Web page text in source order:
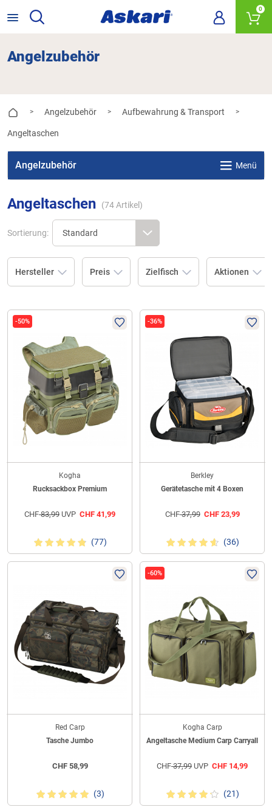
0
Angelzubehör
> Angelzubehör > Aufbewahrung & Transport >
Angeltaschen
Angelzubehör Menü
Angeltaschen (74 Artikel)
Sortierung:
Hersteller Preis Zielfisch Aktionen
-50%
Kogha
Rucksackbox Premium
CHF83,99 UVP CHF 41,99
(77)
-36%
Berkley
Gerätetasche mit 4 Boxen
CHF37,99 CHF23,99
(36)
Red Carp
Tasche Jumbo
CHF58,99
(3)
-60%
Kogha Carp
Angeltasche Medium Carp Carryall
CHF37,99 UVP CHF 14,99
(21)